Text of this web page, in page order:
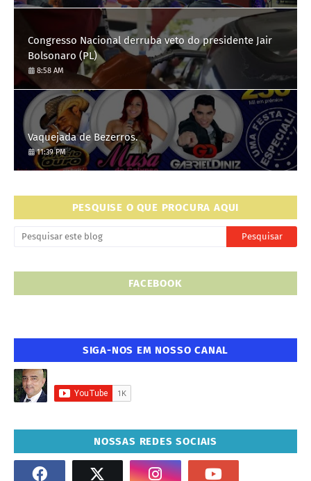
Congresso Nacional derruba veto do presidente Jair
Bolsonaro (PL)
8:58 AM
Vaquejada de Bezerros.
11:39 PM
PESQUISE O QUE PROCURA AQUI
FACEBOOK
SIGA-NOS EM NOSSO CANAL
NOSSAS REDES SOCIAIS